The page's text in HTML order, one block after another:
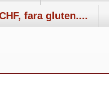
fara gluten....